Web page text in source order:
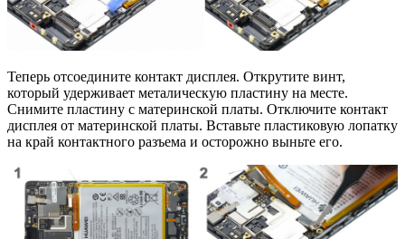
Теперь отсоедините контакт дисплея. Открутите винт,
который удерживает металическую пластину на месте.
Снимите пластину с материнской платы. Отключите контакт
дисплея от материнской платы. Вставьте пластиковую лопатку
на край контактного разъема и осторожно выньте его.